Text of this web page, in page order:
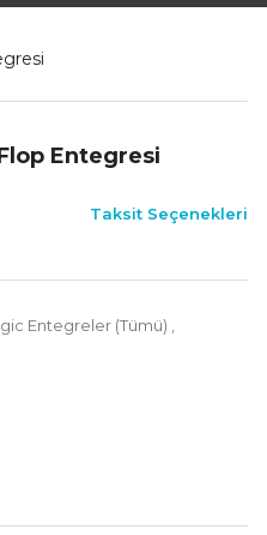
Entegresi
Taksit Seçenekleri
Entegreler (Tümü)